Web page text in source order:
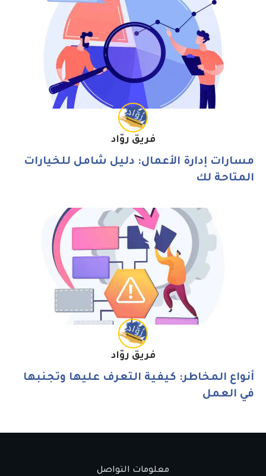
فريق روّاد
مسارات إدارة الأعمال: دليل شامل للخيارات
المتاحة لك
فريق روّاد
أنواع المخاطر: كيفية التعرف عليها وتجنبها
في العمل
معلومات التواصل